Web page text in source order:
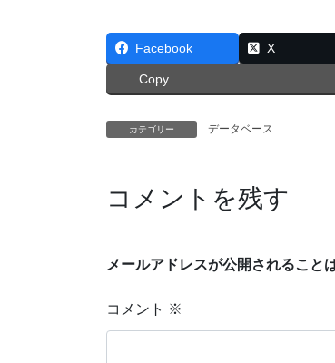
Facebook X
Copy
カテゴリー データベース
コメントを残す
メールアドレスが公開されること
コメント ※